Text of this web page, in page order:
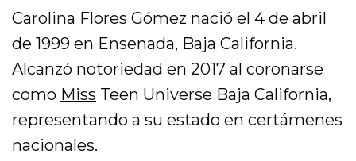
Carolina Flores Gómez nació el 4 de abril
de 1999 en Ensenada, Baja California.
Alcanzó notoriedad en 2017 al coronarse
como Miss Teen Universe Baja California,
representando a su estado en certámenes
nacionales.